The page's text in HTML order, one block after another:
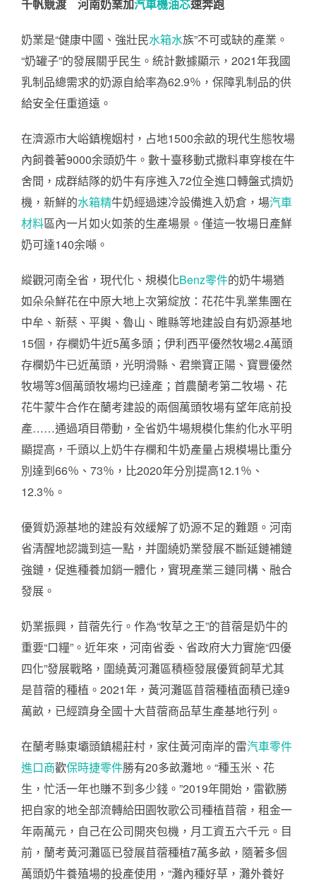
千帆競渡 河南奶業加汽車機油芯速奔跑
奶業是“健康中國、強壯民水箱水族”不可或缺的產業。
“奶罐子”的發展關乎民生。統計數據顯示，2021年我國
乳制品總需求的奶源自給率為62.9％，保障乳制品的供
給安全任重道遠。
在濟源市大峪鎮槐姻村，占地1500余畝的現代生態牧場
內飼養著9000余頭奶牛。數十臺移動式撒料車穿梭在牛
舍間，成群結隊的奶牛有序進入72位全進口轉盤式擠奶
機，新鮮的水箱精牛奶經過速冷設備進入奶倉，場汽車
材料區內一片如火如荼的生產場景。僅這一牧場日產鮮
奶可達140余噸。
縱觀河南全省，現代化、規模化Benz零件的奶牛場猶
如朵朵鮮花在中原大地上次第綻放：花花牛乳業集團在
中牟、新蔡、平輿、魯山、睢縣等地建設自有奶源基地
15個，存欄奶牛近5萬多頭；伊利西平優然牧場2.4萬頭
存欄奶牛已近萬頭，光明滑縣、君樂寶正陽、寶豐優然
牧場等3個萬頭牧場均已達產；首農蘭考第二牧場、花
花牛蒙牛合作在蘭考建設的兩個萬頭牧場有望年底前投
產……通過項目帶動，全省奶牛場規模化集約化水平明
顯提高，千頭以上奶牛存欄和牛奶產量占規模場比重分
別達到66％、73％，比2020年分別提高12.1％、
12.3％。
優質奶源基地的建設有效緩解了奶源不足的難題。河南
省清醒地認識到這一點，并圍繞奶業發展不斷延鏈補鏈
強鏈，促進種養加銷一體化，實現產業三鏈同構、融合
發展。
奶業振興，苜蓿先行。作為“牧草之王”的苜蓿是奶牛的
重要“口糧”。近年來，河南省委、省政府大力實施“四優
四化”發展戰略，圍繞黃河灘區積極發展優質飼草尤其
是苜蓿的種植。2021年，黃河灘區苜蓿種植面積已達9
萬畝，已經躋身全國十大苜蓿商品草生產基地行列。
在蘭考縣東壩頭鎮楊莊村，家住黃河南岸的雷汽車零件
進口商歡保時捷零件勝有20多畝灘地。“種玉米、花
生，忙活一年也賺不到多少錢。”2019年開始，雷歡勝
把自家的地全部流轉給田園牧歌公司種植苜蓿，租金一
年兩萬元，自己在公司開夾包機，月工資五六千元。目
前，蘭考黃河灘區已發展苜蓿種植7萬多畝，隨著多個
萬頭奶牛養殖場的投產使用，“灘內種好草，灘外養好